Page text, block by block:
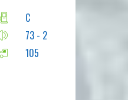
C
73 - 2
105